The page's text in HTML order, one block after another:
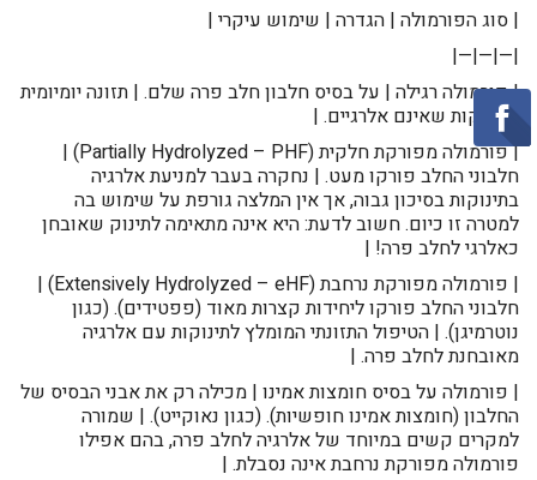
| סוג הפורמולה | הגדרה | שימוש עיקרי |
|—|—|—|
| פורמולה רגילה | על בסיס חלבון חלב פרה שלם. | תזונה יומיומית
לתינוקות שאינם אלרגיים. |
| פורמולה מפורקת חלקית (Partially Hydrolyzed – PHF) |
חלבוני החלב פורקו מעט. | נחקרה בעבר למניעת אלרגיה
בתינוקות בסיכון גבוה, אך אין המלצה גורפת על שימוש בה
למטרה זו כיום. חשוב לדעת: היא אינה מתאימה לתינוק שאובחן
כאלרגי לחלב פרה! |
| פורמולה מפורקת נרחבת (Extensively Hydrolyzed – eHF) |
חלבוני החלב פורקו ליחידות קצרות מאוד (פפטידים). (כגון
נוטרמיגן). | הטיפול התזונתי המומלץ לתינוקות עם אלרגיה
מאובחנת לחלב פרה. |
| פורמולה על בסיס חומצות אמינו | מכילה רק את אבני הבסיס של
החלבון (חומצות אמינו חופשיות). (כגון נאוקייט). | שמורה
למקרים קשים במיוחד של אלרגיה לחלב פרה, בהם אפילו
פורמולה מפורקת נרחבת אינה נסבלת. |